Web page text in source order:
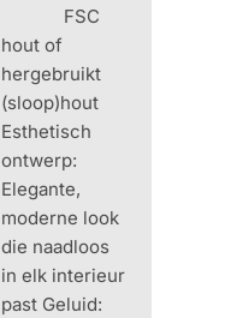
FSC
hout of
hergebruikt
(sloop)hout
Esthetisch
ontwerp:
Elegante,
moderne look
die naadloos
in elk interieur
past Geluid: